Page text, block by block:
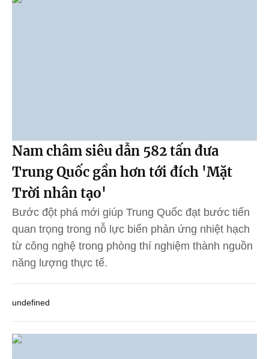
Nam châm siêu dẫn 582 tấn đưa
Trung Quốc gần hơn tới đích 'Mặt
Trời nhân tạo'
Bước đột phá mới giúp Trung Quốc đạt bước tiến
quan trọng trong nỗ lực biến phản ứng nhiệt hạch
từ công nghệ trong phòng thí nghiệm thành nguồn
năng lượng thực tế.
undefined